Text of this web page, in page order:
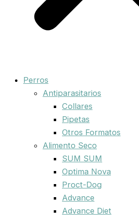
Perros
Antiparasitarios
Collares
Pipetas
Otros Formatos
Alimento Seco
SUM SUM
Optima Nova
Proct-Dog
Advance
Advance Diet